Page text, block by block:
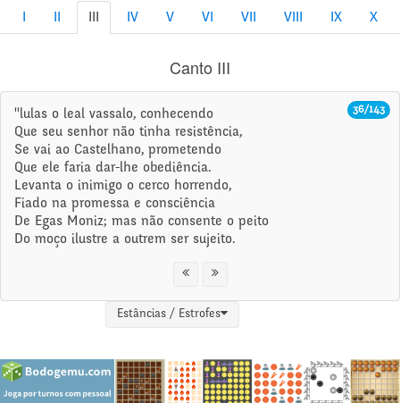
IV V VI VII VIII IX X
Canto III
36/143
''lulas o leal vassalo, conhecendo
Que seu senhor não tinha resistência,
Se vai ao Castelhano, prometendo
Que ele faria dar-lhe obediência.
Levanta o inimigo o cerco horrendo,
Fiado na promessa e consciência
De Egas Moniz; mas não consente o peito
Do moço ilustre a outrem ser sujeito.
Estâncias / Estrofes